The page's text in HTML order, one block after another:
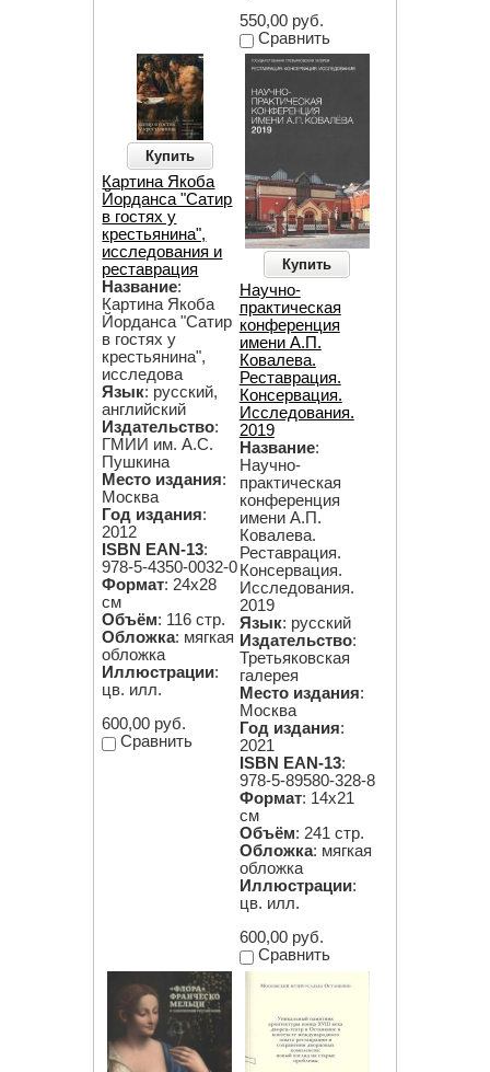
550,00 руб.
Сравнить
Купить
Картина Якоба
Йорданса "Сатир
в гостях у
крестьянина",
исследования и
реставрация
Название:
Картина Якоба
Йорданса "Сатир
в гостях у
крестьянина",
исследова
Язык: русский,
английский
Издательство:
ГМИИ им. А.С.
Пушкина
Место издания:
Москва
Год издания:
2012
ISBN EAN-13:
978-5-4350-0032-0
Формат: 24x28
см
Объём: 116 стр.
Обложка: мягкая
обложка
Иллюстрации:
цв. илл.
600,00 руб.
Сравнить
Купить
Научно-
практическая
конференция
имени А.П.
Ковалева.
Реставрация.
Консервация.
Исследования.
2019
Название:
Научно-
практическая
конференция
имени А.П.
Ковалева.
Реставрация.
Консервация.
Исследования.
2019
Язык: русский
Издательство:
Третьяковская
галерея
Место издания:
Москва
Год издания:
2021
ISBN EAN-13:
978-5-89580-328-8
Формат: 14х21
см
Объём: 241 стр.
Обложка: мягкая
обложка
Иллюстрации:
цв. илл.
600,00 руб.
Сравнить